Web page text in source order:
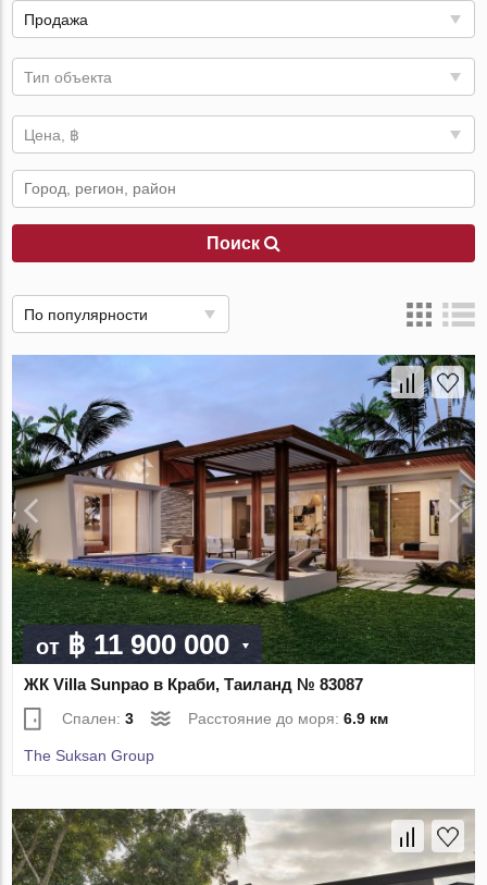
Продажа
Тип объекта
Цена, ฿
Поиск
По популярности
от ฿ 11 900 000
ЖК Villa Sunpao в Краби, Таиланд № 83087
Спален:3 Расстояние до моря:6.9 км
The Suksan Group